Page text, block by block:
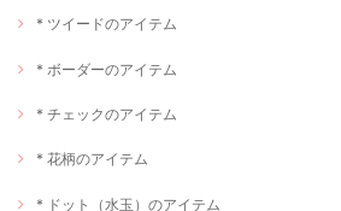
* ツイードのアイテム
* ボーダーのアイテム
* チェックのアイテム
* 花柄のアイテム
* ドット（水玉）のアイテム